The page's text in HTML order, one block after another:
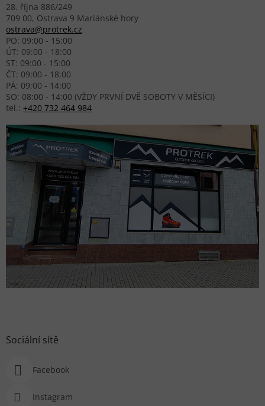
28. října 886/249
709 00, Ostrava 9 Mariánské hory
ostrava@protrek.cz
PO: 09:00 - 15:00
ÚT: 09:00 - 18:00
ST: 09:00 - 15:00
ČT: 09:00 - 18:00
PÁ: 09:00 - 14:00
SO: 08:00 - 14:00 (VŽDY PRVNÍ DVĚ SOBOTY V MĚSÍCI)
tel.: +420 732 464 984
Sociální sítě
Facebook
Instagram